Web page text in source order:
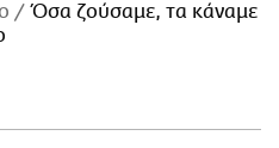
Όσα ζούσαμε, τα κάναμε